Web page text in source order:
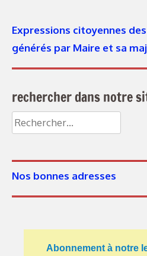
Expressions citoyennes
générés par Maire et sa
rechercher dans notre
Rechercher :
Nos bonnes adresses
Abonnement à notre